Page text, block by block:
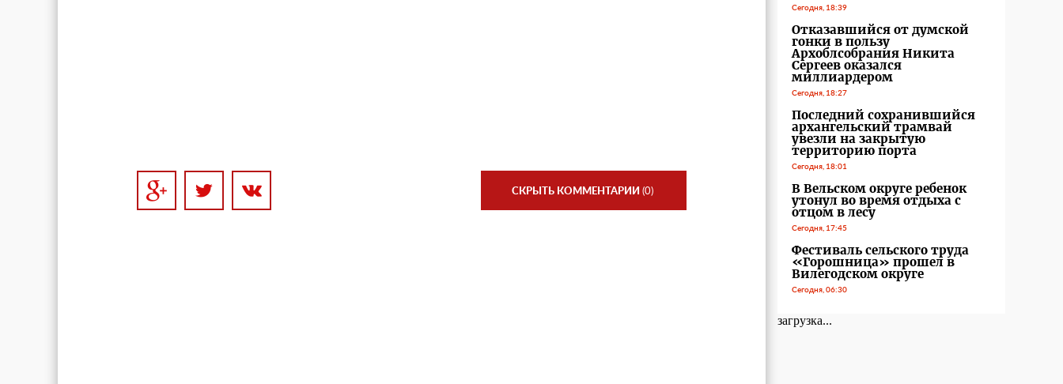
СКРЫТЬ КОММЕНТАРИИ (0)
Сегодня, 18:39
Отказавшийся от думской
гонки в пользу
Архоблсобрания Никита
Сергеев оказался
миллиардером
Сегодня, 18:27
Последний сохранившийся
архангельский трамвай
увезли на закрытую
территорию порта
Сегодня, 18:01
В Вельском округе ребенок
утонул во время отдыха с
отцом в лесу
Сегодня, 17:45
Фестиваль сельского труда
«Горошница» прошел в
Вилегодском округе
Сегодня, 06:30
загрузка...